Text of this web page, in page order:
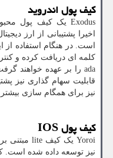
کیف پول اندروید
Exodus یک کیف پول
اخیرا پشتیبانی از ارز
است. در هنگام استفاده از
کلمه ای دریافت کرده و
ada را بر عهده خواهند
قابلیت سهام گذاری نیز
نیز برای همگام سازی
کیف پولIOS
Yoroi یک کیف lite مبتنی
نیز توسعه داده شده است.